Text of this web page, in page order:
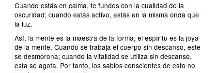
Cuando estás en calma, te fundes con la cualidad de la
oscuridad; cuando estás activo, estás en la misma onda que
la luz.
Así, la mente es la maestra de la forma, el espíritu es la joya
de la mente. Cuando se trabaja el cuerpo sin descanso, este
se desmorona; cuando la vitalidad se utiliza sin descanso,
esta se agota. Por tanto, los sabios conscientes de esto no